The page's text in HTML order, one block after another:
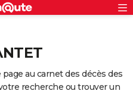
au carnet des décès des
recherche ou trouver un